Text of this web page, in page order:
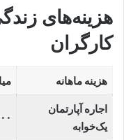
هزینه‌های
کارگران
هزینه ماهانه
اجاره آپارتمان
یک‌خوابه